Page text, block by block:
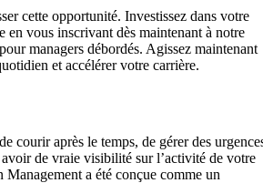
cette opportunité. Investissez dans votre
en vous inscrivant dès maintenant à notre
managers débordés. Agissez maintenant
et accélérer votre carrière.
courir après le temps, de gérer des
de vraie visibilité sur l’activité de votre
a été conçue comme un